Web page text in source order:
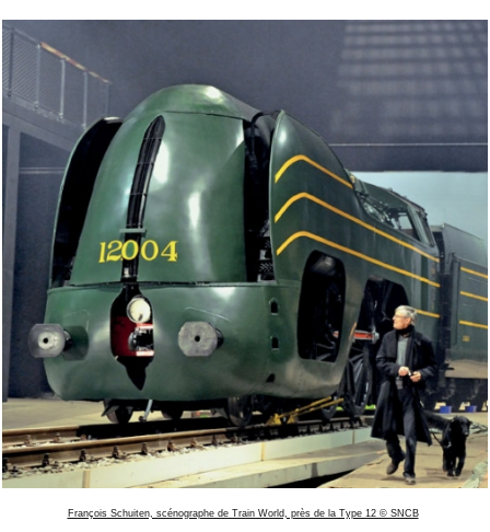
François Schuiten, scénographe de Train World, près de la Type 12 © SNCB